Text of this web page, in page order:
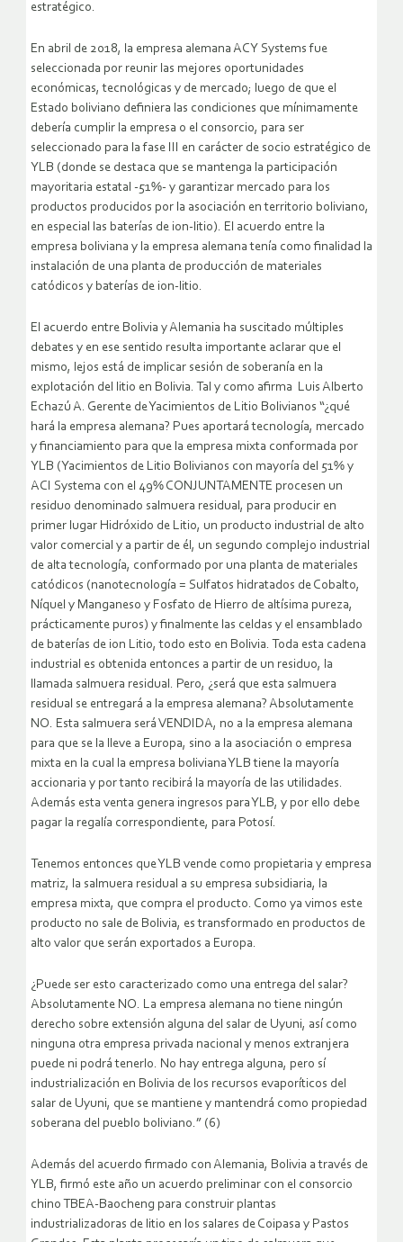
estratégico.
En abril de 2018, la empresa alemana ACY Systems fue
seleccionada por reunir las mejores oportunidades
económicas, tecnológicas y de mercado; luego de que el
Estado boliviano definiera las condiciones que mínimamente
debería cumplir la empresa o el consorcio, para ser
seleccionado para la fase III en carácter de socio estratégico de
YLB (donde se destaca que se mantenga la participación
mayoritaria estatal -51%- y garantizar mercado para los
productos producidos por la asociación en territorio boliviano,
en especial las baterías de ion-litio). El acuerdo entre la
empresa boliviana y la empresa alemana tenía como finalidad la
instalación de una planta de producción de materiales
catódicos y baterías de ion-litio.
El acuerdo entre Bolivia y Alemania ha suscitado múltiples
debates y en ese sentido resulta importante aclarar que el
mismo, lejos está de implicar sesión de soberanía en la
explotación del litio en Bolivia. Tal y como afirma Luis Alberto
Echazú A. Gerente de Yacimientos de Litio Bolivianos “¿qué
hará la empresa alemana? Pues aportará tecnología, mercado
y financiamiento para que la empresa mixta conformada por
YLB (Yacimientos de Litio Bolivianos con mayoría del 51% y
ACI Systema con el 49% CONJUNTAMENTE procesen un
residuo denominado salmuera residual, para producir en
primer lugar Hidróxido de Litio, un producto industrial de alto
valor comercial y a partir de él, un segundo complejo industrial
de alta tecnología, conformado por una planta de materiales
catódicos (nanotecnología = Sulfatos hidratados de Cobalto,
Níquel y Manganeso y Fosfato de Hierro de altísima pureza,
prácticamente puros) y finalmente las celdas y el ensamblado
de baterías de ion Litio, todo esto en Bolivia. Toda esta cadena
industrial es obtenida entonces a partir de un residuo, la
llamada salmuera residual. Pero, ¿será que esta salmuera
residual se entregará a la empresa alemana? Absolutamente
NO. Esta salmuera será VENDIDA, no a la empresa alemana
para que se la lleve a Europa, sino a la asociación o empresa
mixta en la cual la empresa boliviana YLB tiene la mayoría
accionaria y por tanto recibirá la mayoría de las utilidades.
Además esta venta genera ingresos para YLB, y por ello debe
pagar la regalía correspondiente, para Potosí.
Tenemos entonces que YLB vende como propietaria y empresa
matriz, la salmuera residual a su empresa subsidiaria, la
empresa mixta, que compra el producto. Como ya vimos este
producto no sale de Bolivia, es transformado en productos de
alto valor que serán exportados a Europa.
¿Puede ser esto caracterizado como una entrega del salar?
Absolutamente NO. La empresa alemana no tiene ningún
derecho sobre extensión alguna del salar de Uyuni, así como
ninguna otra empresa privada nacional y menos extranjera
puede ni podrá tenerlo. No hay entrega alguna, pero sí
industrialización en Bolivia de los recursos evaporíticos del
salar de Uyuni, que se mantiene y mantendrá como propiedad
soberana del pueblo boliviano.” (6)
Además del acuerdo firmado con Alemania, Bolivia a través de
YLB, firmó este año un acuerdo preliminar con el consorcio
chino TBEA-Baocheng para construir plantas
industrializadoras de litio en los salares de Coipasa y Pastos